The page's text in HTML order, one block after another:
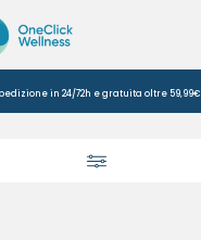
in 24/72h e gratuita oltre 59,99€